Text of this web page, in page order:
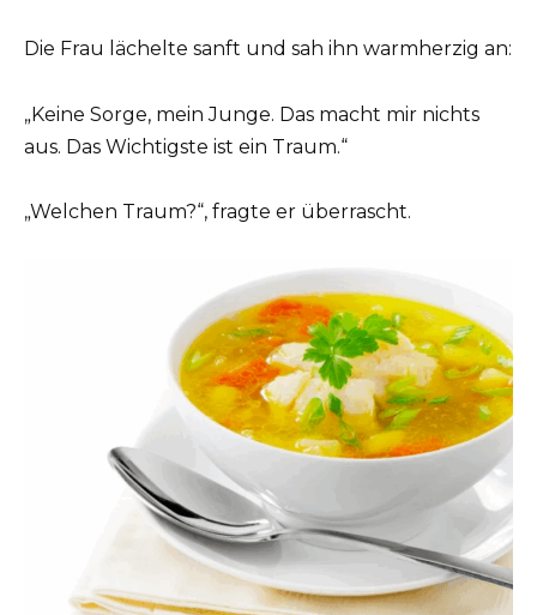
Die Frau lächelte sanft und sah ihn warmherzig an:
„Keine Sorge, mein Junge. Das macht mir nichts
aus. Das Wichtigste ist ein Traum.“
„Welchen Traum?“, fragte er überrascht.